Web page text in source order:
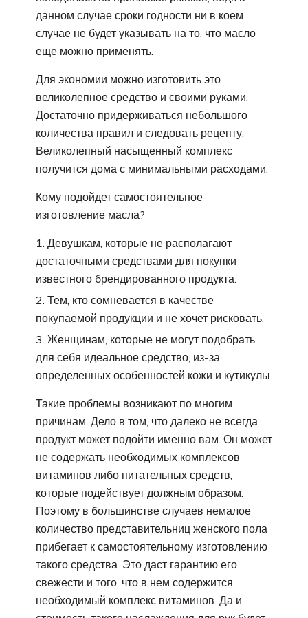
данном случае сроки годности ни в коем
случае не будет указывать на то, что масло
еще можно применять.
Для экономии можно изготовить это
великолепное средство и своими руками.
Достаточно придерживаться небольшого
количества правил и следовать рецепту.
Великолепный насыщенный комплекс
получится дома с минимальными расходами.
Кому подойдет самостоятельное
изготовление масла?
Девушкам, которые не располагают
достаточными средствами для покупки
известного брендированного продукта.
Тем, кто сомневается в качестве
покупаемой продукции и не хочет рисковать.
Женщинам, которые не могут подобрать
для себя идеальное средство, из-за
определенных особенностей кожи и кутикулы.
Такие проблемы возникают по многим
причинам. Дело в том, что далеко не всегда
продукт может подойти именно вам. Он может
не содержать необходимых комплексов
витаминов либо питательных средств,
которые подействует должным образом.
Поэтому в большинстве случаев немалое
количество представительниц женского пола
прибегает к самостоятельному изготовлению
такого средства. Это даст гарантию его
свежести и того, что в нем содержится
необходимый комплекс витаминов. Да и